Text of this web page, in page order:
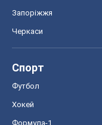
Запоріжжя
Черкаси
Спорт
Футбол
Хокей
Формула-1